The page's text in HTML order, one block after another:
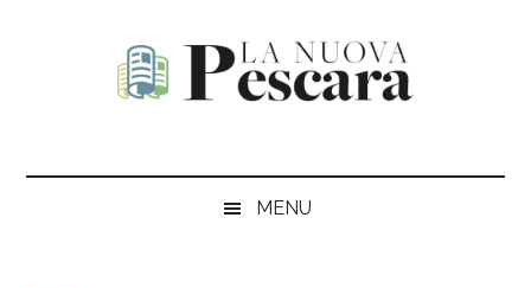
Nuova
MENU